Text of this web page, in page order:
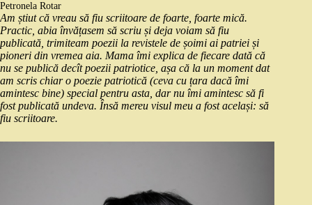
Petronela Rotar
Am știut că vreau să fiu scriitoare de foarte, foarte mică.
Practic, abia învățasem să scriu și deja voiam să fiu
publicată, trimiteam poezii la revistele de șoimi ai patriei și
pioneri din vremea aia. Mama îmi explica de fiecare dată că
nu se publică decît poezii patriotice, așa că la un moment dat
am scris chiar o poezie patriotică (ceva cu țara dacă îmi
amintesc bine) special pentru asta, dar nu îmi amintesc să fi
fost publicată undeva. Însă mereu visul meu a fost același: să
fiu scriitoare.